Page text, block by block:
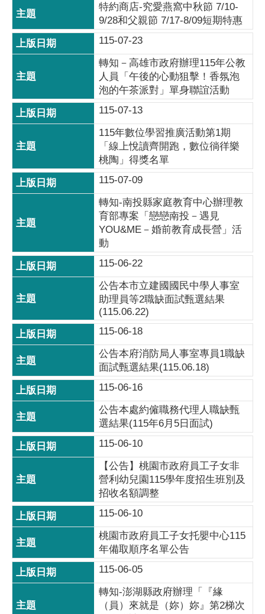
特約商店-究愛燕窩中秋節 7/10-
9/28和父親節 7/17-8/09短期特惠
115-07-23
轉知－高雄市政府辦理115年公教
人員「午後的心動狙擊！香氛泡
泡的午茶派對」單身聯誼活動
115-07-13
115年數位學習推廣活動第1期
「線上悅讀齊開跑，數位徜徉樂
桃陶」得獎名單
115-07-09
轉知-南投縣家庭教育中心辦理教
育部專案「戀戀南投－遇見
YOU&ME－婚前教育成長營」活
動
115-06-22
公告本市立建國國民中學人事室
助理員等2職缺面試甄選結果
(115.06.22)
115-06-18
公告本府消防局人事室專員1職缺
面試甄選結果(115.06.18)
115-06-16
公告本處約僱職務代理人職缺甄
選結果(115年6月5日面試)
115-06-10
【公告】桃園市政府員工子女非
營利幼兒園115學年度招生班別及
招收名額調整
115-06-10
桃園市政府員工子女托嬰中心115
年備取順序名單公告
115-06-05
轉知-澎湖縣政府辦理「『緣
（員）來就是（妳）妳』第2梯次